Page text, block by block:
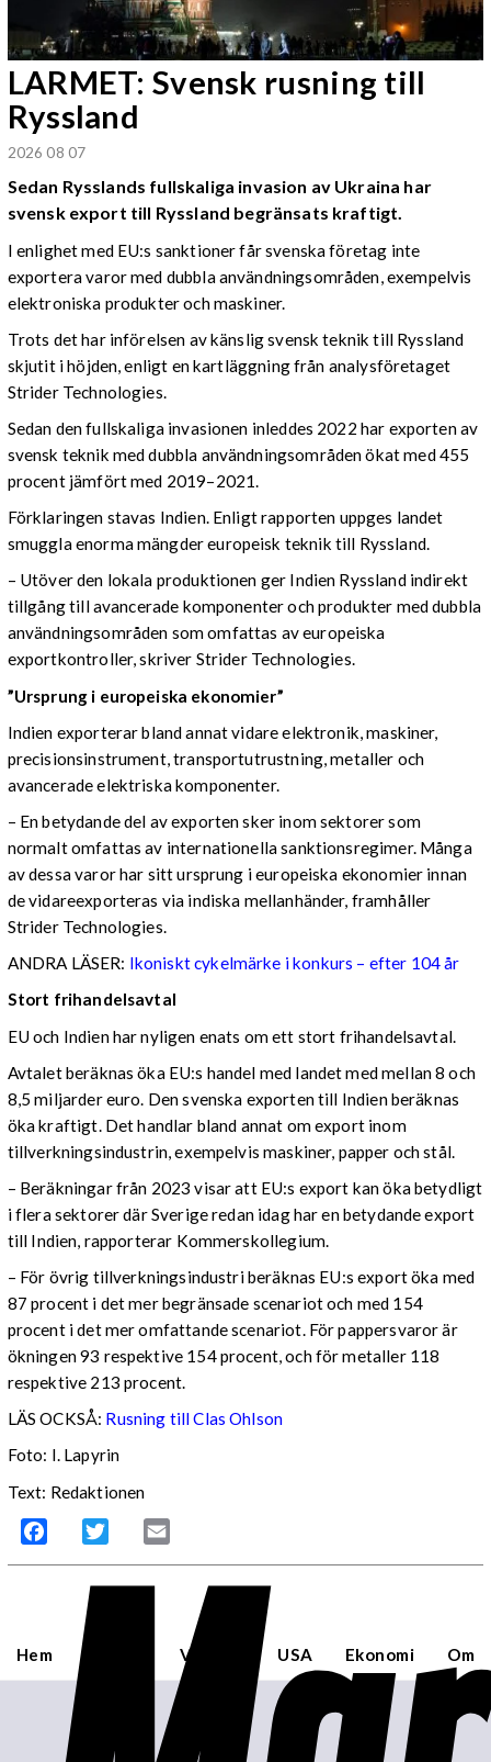
LARMET: Svensk rusning till
Ryssland
2026 08 07
Sedan Rysslands fullskaliga invasion av Ukraina har
svensk export till Ryssland begränsats kraftigt.
I enlighet med EU:s sanktioner får svenska företag inte
exportera varor med dubbla användningsområden, exempelvis
elektroniska produkter och maskiner.
Trots det har införelsen av känslig svensk teknik till Ryssland
skjutit i höjden, enligt en kartläggning från analysföretaget
Strider Technologies.
Sedan den fullskaliga invasionen inleddes 2022 har exporten av
svensk teknik med dubbla användningsområden ökat med 455
procent jämfört med 2019–2021.
Förklaringen stavas Indien. Enligt rapporten uppges landet
smuggla enorma mängder europeisk teknik till Ryssland.
– Utöver den lokala produktionen ger Indien Ryssland indirekt
tillgång till avancerade komponenter och produkter med dubbla
användningsområden som omfattas av europeiska
exportkontroller, skriver Strider Technologies.
”Ursprung i europeiska ekonomier”
Indien exporterar bland annat vidare elektronik, maskiner,
precisionsinstrument, transportutrustning, metaller och
avancerade elektriska komponenter.
– En betydande del av exporten sker inom sektorer som
normalt omfattas av internationella sanktionsregimer. Många
av dessa varor har sitt ursprung i europeiska ekonomier innan
de vidareexporteras via indiska mellanhänder, framhåller
Strider Technologies.
ANDRA LÄSER: Ikoniskt cykelmärke i konkurs – efter 104 år
Stort frihandelsavtal
EU och Indien har nyligen enats om ett stort frihandelsavtal.
Avtalet beräknas öka EU:s handel med landet med mellan 8 och
8,5 miljarder euro. Den svenska exporten till Indien beräknas
öka kraftigt. Det handlar bland annat om export inom
tillverkningsindustrin, exempelvis maskiner, papper och stål.
– Beräkningar från 2023 visar att EU:s export kan öka betydligt
i flera sektorer där Sverige redan idag har en betydande export
till Indien, rapporterar Kommerskollegium.
– För övrig tillverkningsindustri beräknas EU:s export öka med
87 procent i det mer begränsade scenariot och med 154
procent i det mer omfattande scenariot. För pappersvaror är
ökningen 93 respektive 154 procent, och för metaller 118
respektive 213 procent.
LÄS OCKSÅ: Rusning till Clas Ohlson
Foto: I. Lapyrin
Text: Redaktionen
Facebook Twitter
Hem Världen USA Ekonomi Om